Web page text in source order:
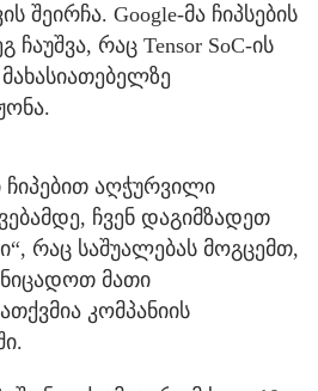
შეირჩა. Google-მა ჩიპსების
ჩაუშვა, რაც Tensor SoC-ის
ჩიპებით აღჭურვილი
ჩვენ დაგიმზადეთ
რაც საშუალებას მოგცემთ,
მათი
კომპანიის